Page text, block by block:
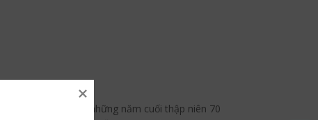
hoành hành ở những năm cuối thập niên 70